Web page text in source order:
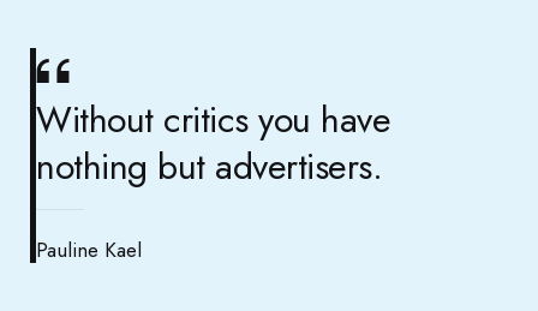
Without critics you have
nothing but advertisers.
Pauline Kael